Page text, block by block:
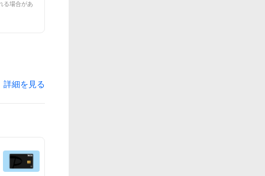
る場合があ
詳細を見る